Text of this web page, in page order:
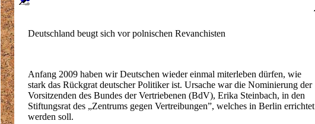
Deutschland beugt sich vor polnischen Revanchisten
Anfang 2009 haben wir Deutschen wieder einmal miterleben dürfen, wie
stark das Rückgrat deutscher Politiker ist. Ursache war die Nominierung der
Vorsitzenden des Bundes der Vertriebenen (BdV), Erika Steinbach, in den
Stiftungsrat des „Zentrums gegen Vertreibungen”, welches in Berlin errichtet
werden soll.